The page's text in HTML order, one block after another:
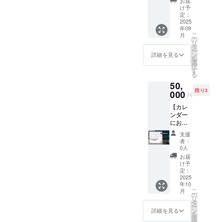
の為正
解に一
つしか
ないデ
ザイン
となり
ます
は支援
金のみ
となり
ます カ
レン
ダーを
お望み
の方は
【沖縄
ンダー
～～】
と記載
された
ものを
選択し
てくだ
さい 活
動レ
ポート
及び私
のブロ
グに、
ご支援
いただ
いたあ
なたの
け予
定：
2025
年09
月
詳細を見る
こ
の
リ
タ
ー
ン
を
選
択
す
る
50,
000 円
残り3
【カレ
ンダー
にお名
前掲
載】 カ
レン
ダー1部
毎月の
空白部
分に企
業名や
お名前
を掲載
させて
いただ
支援
者：
0人
お届
け予
定：
2025
年10
月
詳細を見る
こ
の
リ
タ
ー
ン
を
選